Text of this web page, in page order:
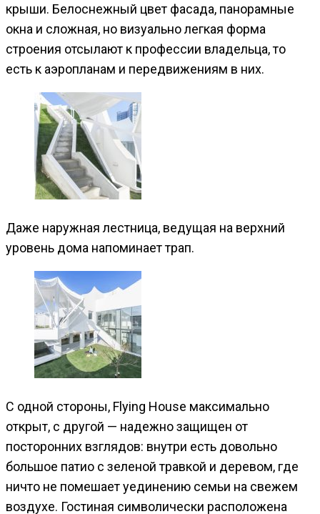
крыши. Белоснежный цвет фасада, панорамные
окна и сложная, но визуально легкая форма
строения отсылают к профессии владельца, то
есть к аэропланам и передвижениям в них.
Даже наружная лестница, ведущая на верхний
уровень дома напоминает трап.
С одной стороны, Flying House максимально
открыт, с другой — надежно защищен от
посторонних взглядов: внутри есть довольно
большое патио с зеленой травкой и деревом, где
ничто не помешает уединению семьи на свежем
воздухе. Гостиная символически расположена